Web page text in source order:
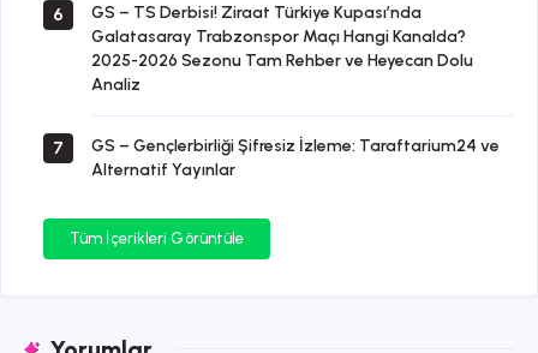
6
GS – TS Derbisi! Ziraat Türkiye Kupası’nda
Galatasaray Trabzonspor Maçı Hangi Kanalda?
2025-2026 Sezonu Tam Rehber ve Heyecan Dolu
Analiz
7
GS – Gençlerbirliği Şifresiz İzleme: Taraftarium24 ve
Alternatif Yayınlar
Tüm İçerikleri Görüntüle